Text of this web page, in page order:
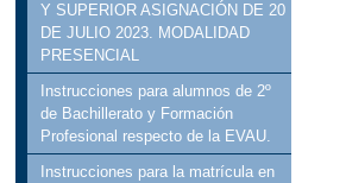
Y SUPERIOR ASIGNACIÓN DE 20
DE JULIO 2023. MODALIDAD
PRESENCIAL
Instrucciones para alumnos de 2º
de Bachillerato y Formación
Profesional respecto de la EVAU.
Instrucciones para la matrícula en